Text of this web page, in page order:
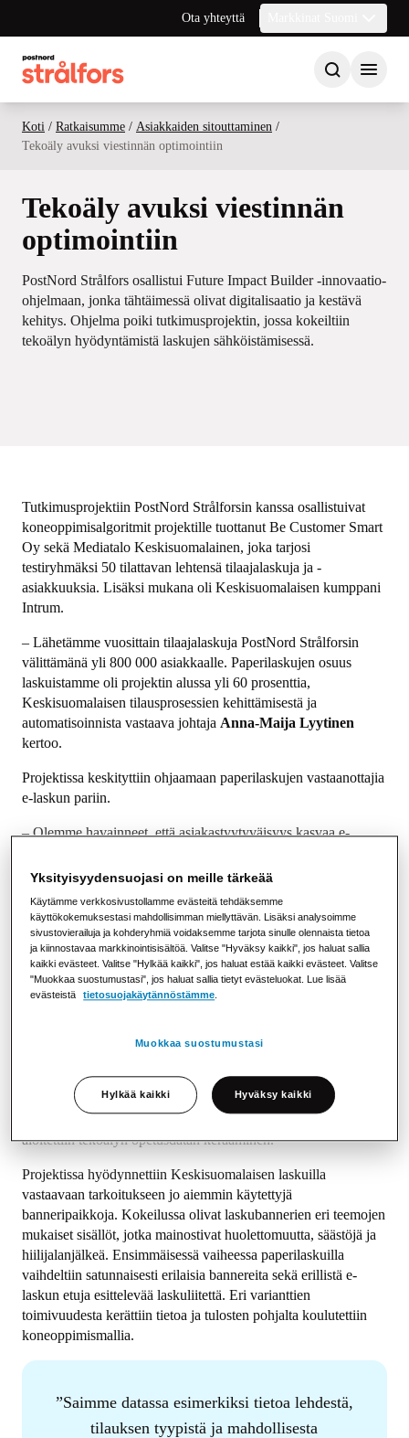
Ota yhteyttä
Koti / Ratkaisumme / Asiakkaiden sitouttaminen /
Tekoäly avuksi viestinnän optimointiin
Tekoäly avuksi viestinnän
optimointiin
PostNord Strålfors osallistui Future Impact Builder -innovaatio-
ohjelmaan, jonka tähtäimessä olivat digitalisaatio ja kestävä
kehitys. Ohjelma poiki tutkimusprojektin, jossa kokeiltiin
tekoälyn hyödyntämistä laskujen sähköistämisessä.
Tutkimusprojektiin PostNord Strålforsin kanssa osallistuivat
koneoppimisalgoritmit projektille tuottanut Be Customer Smart
Oy sekä Mediatalo Keskisuomalainen, joka tarjosi
testiryhmäksi 50 tilattavan lehtensä tilaajalaskuja ja -
asiakkuuksia. Lisäksi mukana oli Keskisuomalaisen kumppani
Intrum.
– Lähetämme vuosittain tilaajalaskuja PostNord Strålforsin
välittämänä yli 800 000 asiakkaalle. Paperilaskujen osuus
laskuistamme oli projektin alussa yli 60 prosenttia,
Keskisuomalaisen tilausprosessien kehittämisestä ja
automatisoinnista vastaava johtaja Anna-Maija Lyytinen
kertoo.
Projektissa keskityttiin ohjaamaan paperilaskujen vastaanottajia
e-laskun pariin.
– Olemme havainneet, että asiakastyytyväisyys kasvaa e-
laskun nopean toimituksen myötä ja verkkopankista e-lasku
rahankierron tehostaminen on tietenkin hyvin tärkeä juttu ja
totta kai säästämme myös lähetyskustannuksissa. Lisäksi
ympäristöarvot pitää nostaa esille, Lyytinen muistuttaa ja
jatkaa:
Ensimmäiseksi tarkasteltiin, mitä dataa Keskisuomalaiselta oli
mahdollisuus tekoälyä varten turvallisesti saada. Sen jälkeen
aloitettiin tekoälyn opetusdatan kerääminen.
Projektissa hyödynnettiin Keskisuomalaisen laskuilla
vastaavaan tarkoitukseen jo aiemmin käytettyjä
banneripaikkoja. Kokeilussa olivat laskubannerien eri teemojen
mukaiset sisällöt, jotka mainostivat huolettomuutta, säästöjä ja
hiilijalanjälkeä. Ensimmäisessä vaiheessa paperilaskuilla
vaihdeltiin satunnaisesti erilaisia bannereita sekä erillistä e-
laskun etuja esittelevää laskuliitettä. Eri varianttien
toimivuudesta kerättiin tietoa ja tulosten pohjalta koulutettiin
koneoppimismallia.
Saimme datassa esimerkiksi tietoa lehdestä,
tilauksen tyypistä ja mahdollisesta
Yksityisyydensuojasi on meille tärkeää
Käytämme verkkosivustollamme evästeitä tehdäksemme
käyttökokemuksestasi mahdollisimman miellyttävän. Lisäksi analysoimme
sivustovierailuja ja kohderyhmiä voidaksemme tarjota sinulle olennaista tietoa
ja kiinnostavaa markkinointisisältöä. Valitse "Hyväksy kaikki", jos haluat sallia
kaikki evästeet. Valitse "Hylkää kaikki", jos haluat estää kaikki evästeet. Valitse
"Muokkaa suostumustasi", jos haluat sallia tietyt evästeluokat. Lue lisää
evästeistä
tietosuojakäytännöstämme
Muokkaa suostumustasi
Hylkää kaikki Hyväksy kaikki